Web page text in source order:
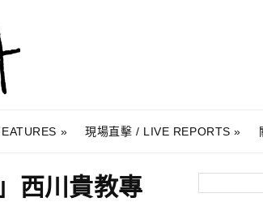
現場直擊 / LIVE REPORTS
西川貴教專